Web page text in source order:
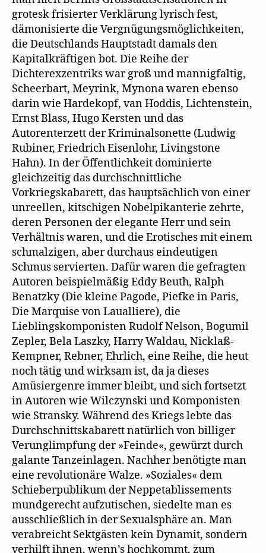
grotesk frisierter Verklärung lyrisch fest,
dämonisierte die Vergnügungsmöglichkeiten,
die Deutschlands Hauptstadt damals den
Kapitalkräftigen bot. Die Reihe der
Dichterexzentriks war groß und mannigfaltig,
Scheerbart, Meyrink, Mynona waren ebenso
darin wie Hardekopf, van Hoddis, Lichtenstein,
Ernst Blass, Hugo Kersten und das
Autorenterzett der Kriminalsonette (Ludwig
Rubiner, Friedrich Eisenlohr, Livingstone
Hahn). In der Öffentlichkeit dominierte
gleichzeitig das durchschnittliche
Vorkriegskabarett, das hauptsächlich von einer
unreellen, kitschigen Nobelpikanterie zehrte,
deren Personen der elegante Herr und sein
Verhältnis waren, und die Erotisches mit einem
schmalzigen, aber durchaus eindeutigen
Schmus servierten. Dafür waren die gefragten
Autoren beispielmäßig Eddy Beuth, Ralph
Benatzky (Die kleine Pagode, Piefke in Paris,
Die Marquise von Laualliere), die
Lieblingskomponisten Rudolf Nelson, Bogumil
Zepler, Bela Laszky, Harry Waldau, Nicklaß-
Kempner, Rebner, Ehrlich, eine Reihe, die heut
noch tätig und wirksam ist, da ja dieses
Amüsiergenre immer bleibt, und sich fortsetzt
in Autoren wie Wilczynski und Komponisten
wie Stransky. Während des Kriegs lebte das
Durchschnittskabarett natürlich von billiger
Verunglimpfung der »Feinde«, gewürzt durch
galante Tanzeinlagen. Nachher benötigte man
eine revolutionäre Walze. »Soziales« dem
Schieberpublikum der Neppetablissements
mundgerecht aufzutischen, siedelte man es
ausschließlich in der Sexualsphäre an. Man
verabreicht Sektgästen kein Dynamit, sondern
verhilft ihnen, wenn’s hochkommt, zum